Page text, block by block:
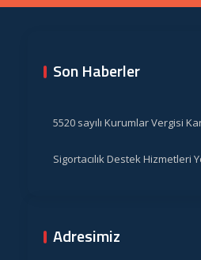
Son Haberler
5520 sayılı Kurumlar Vergisi
Sigortacılık Destek Hizmetleri
Adresimiz